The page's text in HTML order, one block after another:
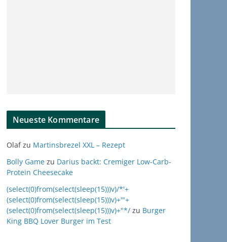
Neueste Kommentare
Olafzu Martinsbrezel XXL – Rezept
Bolly Game zu Darius backt: Cremiger Low-Carb-
Protein Cheesecake
(select(0)from(select(sleep(15)))v)/*'+
(select(0)from(select(sleep(15)))v)+'"+
(select(0)from(select(sleep(15)))v)+"*/ zu Burger
King BBQ Lover Burger im Test